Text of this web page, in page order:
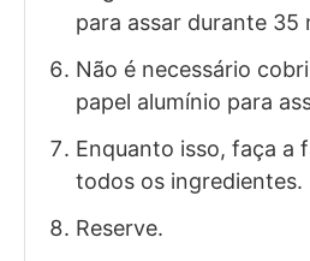
para assar durante 35
Não é necessário
papel alumínio para
Enquanto isso, faça a
todos os ingredientes.
Reserve.